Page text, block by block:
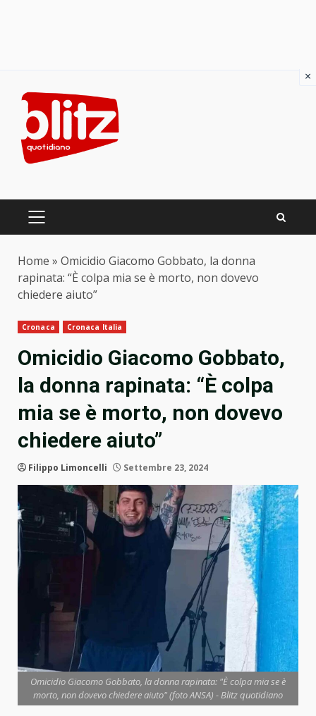
content
PRIMARY
Home » Omicidio Giacomo Gobbato, la donna
rapinata: “È colpa mia se è morto, non dovevo
chiedere aiuto”
Cronaca Cronaca Italia
Omicidio Giacomo Gobbato,
la donna rapinata: “È colpa
mia se è morto, non dovevo
chiedere aiuto”
Filippo Limoncelli Settembre 23, 2024
Omicidio Giacomo Gobbato, la donna rapinata: "È colpa mia se è
morto, non dovevo chiedere aiuto" (foto ANSA) - Blitz quotidiano
×